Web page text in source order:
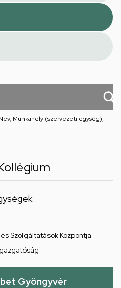
Munkahely (szervezeti egység),
Szolgáltatások Központja
Gyöngyvér